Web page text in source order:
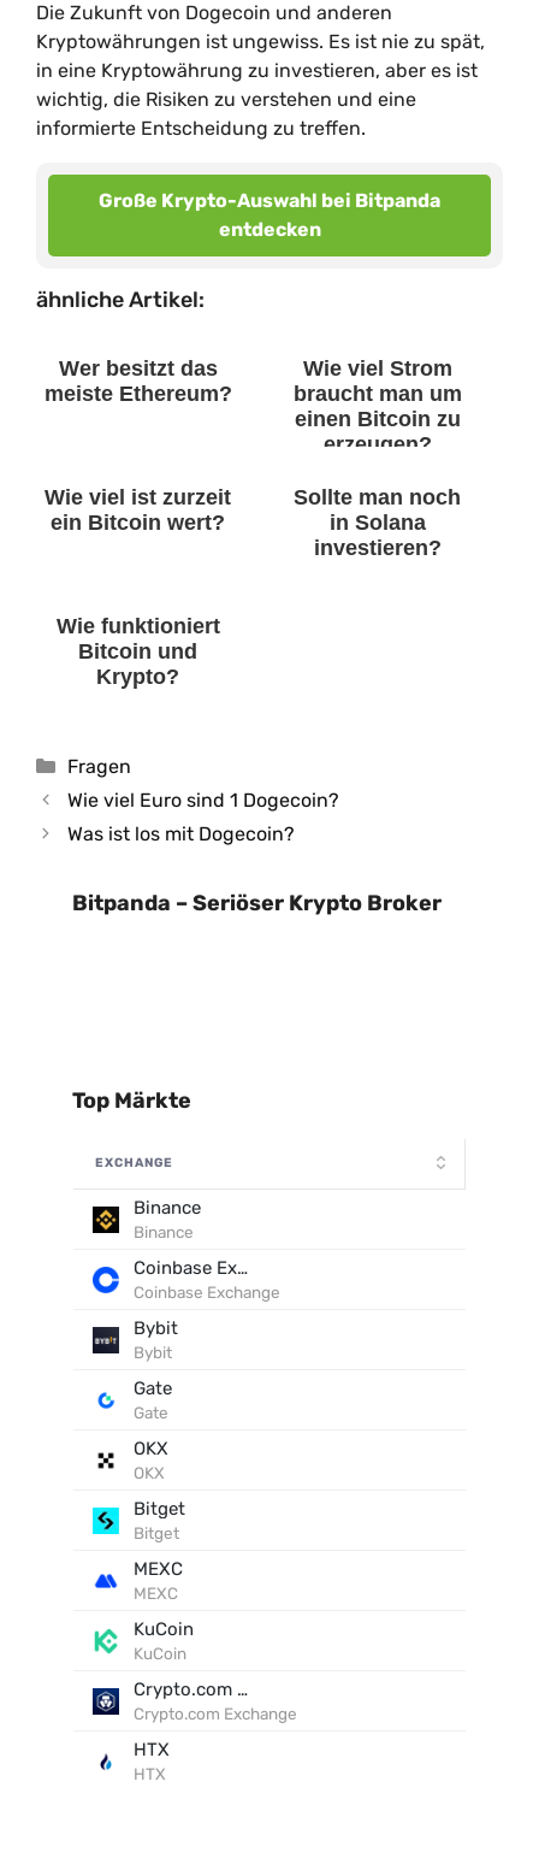
Die Zukunft von Dogecoin und anderen
Kryptowährungen ist ungewiss. Es ist nie zu spät,
in eine Kryptowährung zu investieren, aber es ist
wichtig, die Risiken zu verstehen und eine
informierte Entscheidung zu treffen.
Große Krypto-Auswahl bei Bitpanda
entdecken
ähnliche Artikel:
Wer besitzt das
meiste Ethereum?
Wie viel Strom
braucht man um
einen Bitcoin zu
erzeugen?
Wie viel ist zurzeit
ein Bitcoin wert?
Sollte man noch
in Solana
investieren?
Wie funktioniert
Bitcoin und
Krypto?
Kategorien
Fragen
Wie viel Euro sind 1 Dogecoin?
Was ist los mit Dogecoin?
Bitpanda – Seriöser Krypto Broker
Top Märkte
EXCHANGE
Binance
Binance
Coinbase Exchange
Coinbase Exchange
Bybit
Bybit
Gate
Gate
OKX
OKX
Bitget
Bitget
MEXC
MEXC
KuCoin
KuCoin
Crypto.com Exchange
Crypto.com Exchange
HTX
HTX